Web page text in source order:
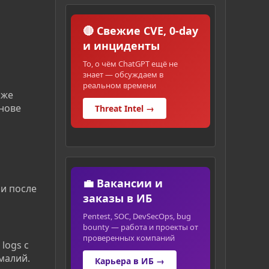
после
с
🔴 Свежие CVE, 0-day
и инциденты
То, о чём ChatGPT ещё не
знает — обсуждаем в
реальном времени
Threat Intel →
💼 Вакансии и
заказы в ИБ
Pentest, SOC, DevSecOps, bug
bounty — работа и проекты от
проверенных компаний
Карьера в ИБ →